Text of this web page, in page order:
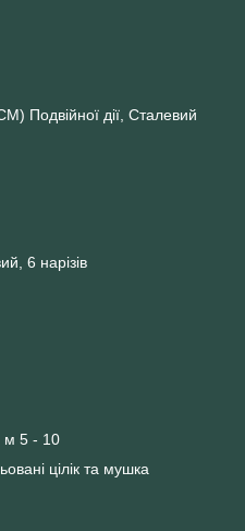
Подвійної дії, Сталевий
6 нарізів
м 5 - 10
цілік та мушка